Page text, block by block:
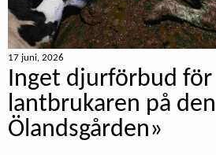
17 juni, 2026
Inget djurförbud för
lantbrukaren på
Ölandsgården»